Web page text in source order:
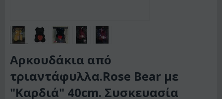
Αρκουδάκια από
τριαντάφυλλα.Rose Bear με
"Καρδιά" 40cm. Συσκευασία